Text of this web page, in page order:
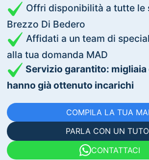
Offri disponibilità a tutte le
Brezzo Di Bedero
Affidati a un team di
alla tua domanda MAD
Servizio garantito: migliaia
hanno già ottenuto incarichi
COMPILA LA TUA
PARLA CON UN
CONTATTACI